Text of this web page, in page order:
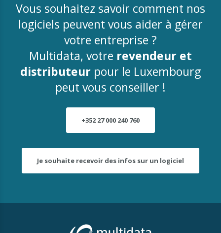
Vous souhaitez savoir comment nos
logiciels peuvent vous aider à gérer
votre entreprise ?
Multidata, votre revendeur et
distributeur pour le Luxembourg
peut vous conseiller !
+352 27 000 240 760
Je souhaite recevoir des infos sur un logiciel